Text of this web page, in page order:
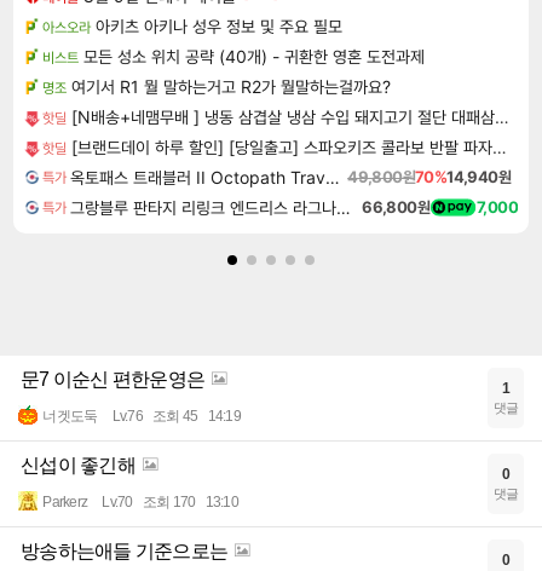
아스오라 아키츠 아키나 성우 정보 및 주요 필모
비스트 모든 성소 위치 공략 (40개) - 귀환한 영혼 도전과제
명조 여기서 R1 뭘 말하는거고 R2가 뭘말하는걸까요?
핫딜 [N배송+네맴무배 ] 냉동 삼겹살 냉삼 수입 돼지고기 절단 대패삼겹살
핫딜 [브랜드데이 하루 할인] [당일출고] 스파오키즈 콜라보 반팔 파자마 모음
특가 옥토패스 트래블러 II Octopath Traveler II 49,800원70%14,940원
특가 그랑블루 판타지 리링크 엔드리스 라그나로크 Granblue Fantasy Relink Endless Ragnarok 66,800원 7,000
문7 이순신 편한운영은
너겟도둑 Lv.76 조회 45 14:19
1
댓글
신섭이 좋긴해
Parkerz Lv.70 조회 170 13:10
0
댓글
방송하는애들 기준으로는 0